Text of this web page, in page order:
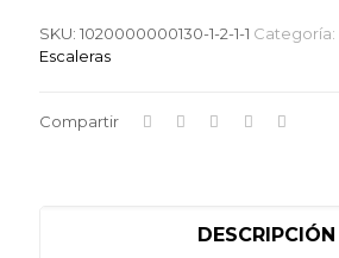
SKU: 1020000000130-1-2-1-1 Categoría:
Escaleras
Compartir
DESCRIPCIÓN